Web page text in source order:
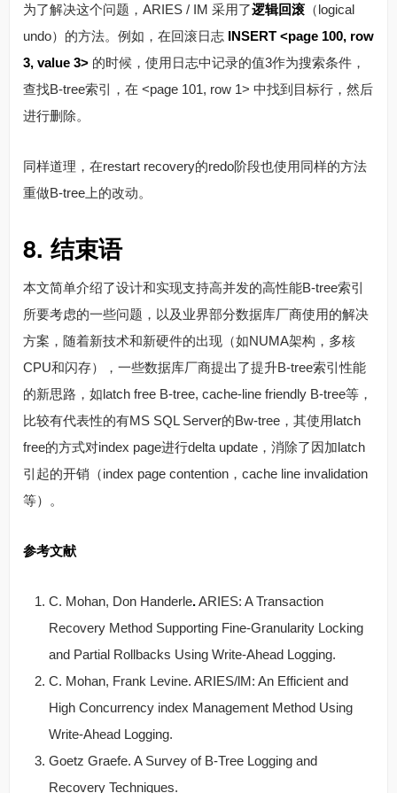
为了解决这个问题，ARIES / IM 采用了逻辑回滚 （logical
undo）的方法。例如，在回滚日志 INSERT <page 100, row
3, value 3> 的时候，使用日志中记录的值3作为搜索条件，
查找B-tree索引，在 <page 101, row 1> 中找到目标行，然后
进行删除。
同样道理，在restart recovery的redo阶段也使用同样的方法
重做B-tree上的改动。
8. 结束语
本文简单介绍了设计和实现支持高并发的高性能B-tree索引
所要考虑的一些问题，以及业界部分数据库厂商使用的解决
方案，随着新技术和新硬件的出现（如NUMA架构，多核
CPU和闪存），一些数据库厂商提出了提升B-tree索引性能
的新思路，如latch free B-tree, cache-line friendly B-tree等，
比较有代表性的有MS SQL Server的Bw-tree，其使用latch
free的方式对index page进行delta update，消除了因加latch
引起的开销（index page contention，cache line invalidation
等）。
参考文献
C. Mohan, Don Handerle.ARIES: A Transaction
Recovery Method Supporting Fine-Granularity Locking
and Partial Rollbacks Using Write-Ahead Logging.
C. Mohan, Frank Levine. ARIES/lM: An Efficient and
High Concurrency index Management Method Using
Write-Ahead Logging.
Goetz Graefe. A Survey of B-Tree Logging and
Recovery Techniques.